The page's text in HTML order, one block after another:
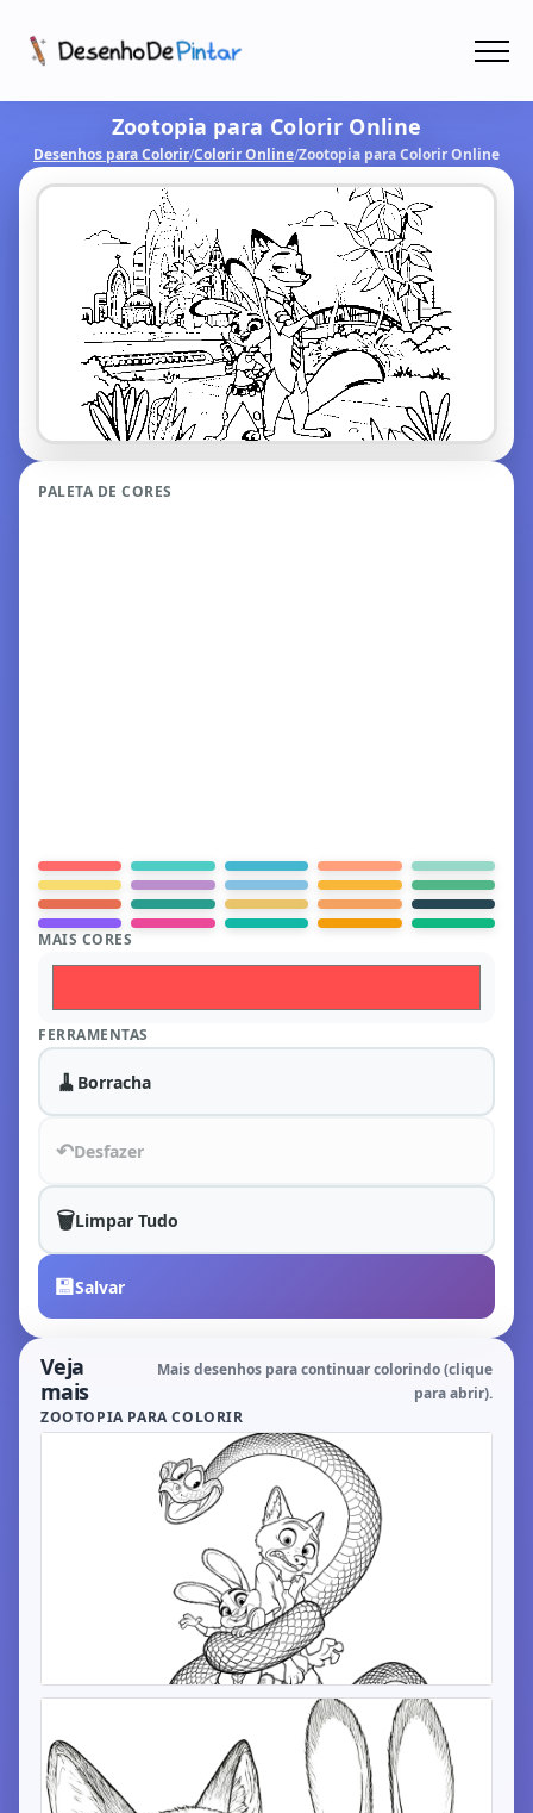
Coletâneas de Desenhos - PDF
Colorir Online
CRIAR COM IA!
Zootopia para Colorir Online
Desenhos para Colorir/Colorir Online/Zootopia para Colorir Online
PALETA DE CORES
MAIS CORES
FERRAMENTAS
🧹 Borracha
↶Desfazer
🗑️Limpar Tudo
💾Salvar
Veja
mais
Mais desenhos para continuar colorindo (clique
para abrir).
ZOOTOPIA PARA COLORIR